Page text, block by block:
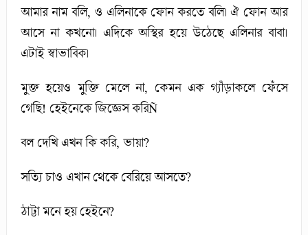
আমার নাম বলি, ও এলিনাকে ফোন করতে বলি। ঐ ফোন আর
আসে না কখনো। এদিকে অস্থির হয়ে উঠেছে এলিনার বাবা।
এটাই স্বাভাবিক।
মুক্ত হয়েও মুক্তি মেলে না, কেমন এক গ্যাঁড়াকলে ফেঁসে
গেছি! হেইনেকে জিজ্ঞেস করিÑ
বল দেখি এখন কি করি, ভায়া?
সত্যি চাও এখান থেকে বেরিয়ে আসতে?
ঠাট্টা মনে হয় হেইনে?